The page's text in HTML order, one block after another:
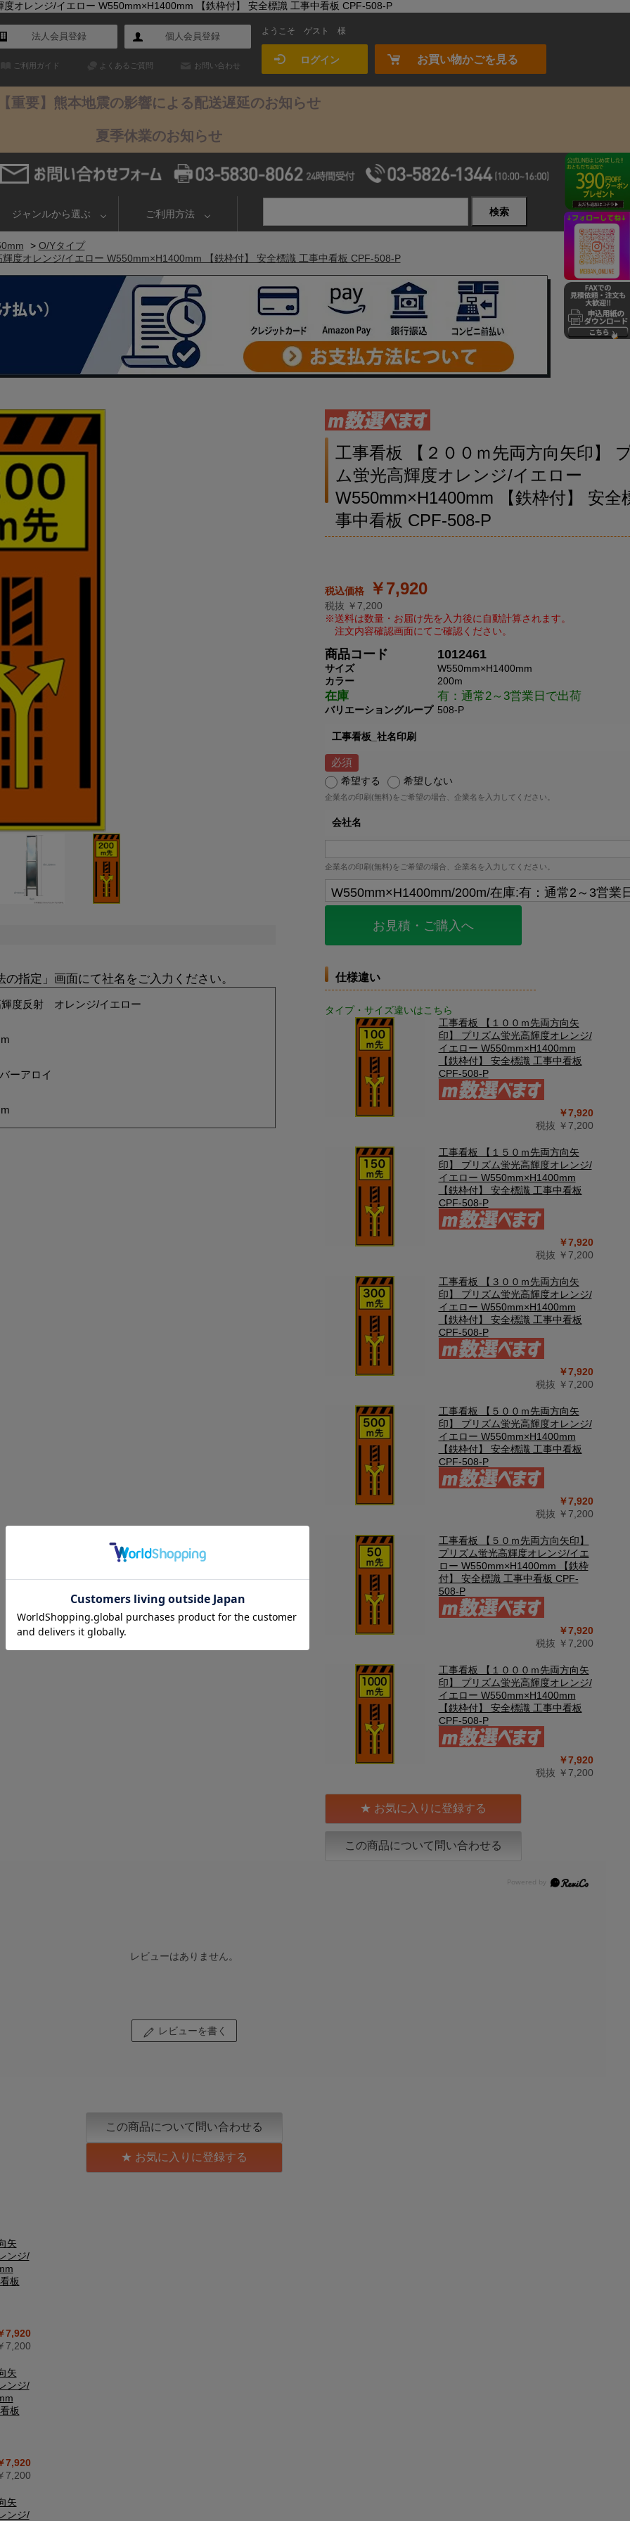
オレンジ/イエロー W550mm×H1400mm 【鉄枠付】 安全標識 工事中看板 CPF-508-P
法人会員登録 個人会員登録
ご利用ガイド よくあるご質問 お問い合わせ
ようこそ ゲスト 様
ログイン お買い物かごを見る
重要】熊本地震の影響による配送遅延のお知らせ
夏季休業のお知らせ
ジャンルから選ぶ ご利用方法 検索
> O/Yタイプ
度オレンジ/イエロー W550mm×H1400mm 【鉄枠付】 安全標識 工事中看板 CPF-508-P
指定」画面にて社名をご入力ください。
輝度反射 オレンジ/イエロー
ーアロイ
工事看板 【２００ｍ先両方向矢印】
ム蛍光高輝度オレンジ/イエロー
W550mm×H1400mm 【鉄枠付】 安全
事中看板 CPF-508-P
￥7,920
税抜 ￥7,200
商品コード 1012461
サイズ
W550mm×H1400mm
カラー
200m
在庫 有：通常2～3営業日で出荷
バリエーショングループ 508-P
工事看板_社名印刷
希望する 希望しない
企業名の印刷(無料)をご希望の場合、企業名を入力してください。
会社名
企業名の印刷(無料)をご希望の場合、企業名を入力してください。
お見積・ご購入へ
仕様違い
タイプ・サイズ違いはこちら
工事看板 【１００ｍ先両方向矢
印】 プリズム蛍光高輝度オレンジ/
イエロー W550mm×H1400mm
【鉄枠付】 安全標識 工事中看板
CPF-508-P
￥7,920
税抜 ￥7,200
工事看板 【１５０ｍ先両方向矢
印】 プリズム蛍光高輝度オレンジ/
イエロー W550mm×H1400mm
【鉄枠付】 安全標識 工事中看板
CPF-508-P
￥7,920
税抜 ￥7,200
工事看板 【３００ｍ先両方向矢
印】 プリズム蛍光高輝度オレンジ/
イエロー W550mm×H1400mm
【鉄枠付】 安全標識 工事中看板
CPF-508-P
￥7,920
税抜 ￥7,200
工事看板 【５００ｍ先両方向矢
印】 プリズム蛍光高輝度オレンジ/
イエロー W550mm×H1400mm
【鉄枠付】 安全標識 工事中看板
CPF-508-P
￥7,920
税抜 ￥7,200
工事看板 【５０ｍ先両方向矢印】
プリズム蛍光高輝度オレンジ/イエ
ロー W550mm×H1400mm 【鉄枠
付】 安全標識 工事中看板 CPF-
508-P
￥7,920
税抜 ￥7,200
工事看板 【１０００ｍ先両方向矢
印】 プリズム蛍光高輝度オレンジ/
イエロー W550mm×H1400mm
【鉄枠付】 安全標識 工事中看板
CPF-508-P
￥7,920
税抜 ￥7,200
この商品について問い合わせる
お気に入りに登録する
レビューはありません。
レビューを書く
この商品について問い合わせる
お気に入りに登録する
矢
ンジ/
板
7,920
7,200
矢
ンジ/
板
7,920
7,200
矢
ンジ/